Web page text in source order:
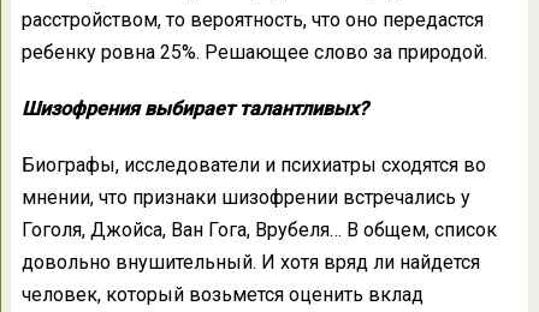
расстройством, то вероятность, что оно передастся
ребенку ровна 25%. Решающее слово за природой.
Шизофрения выбирает талантливых?
Биографы, исследователи и психиатры сходятся во
мнении, что признаки шизофрении встречались у
Гоголя, Джойса, Ван Гога, Врубеля… В общем, список
довольно внушительный. И хотя вряд ли найдется
человек, который возьмется оценить вклад